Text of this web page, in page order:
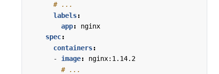
# ...
labels:
app:
nginx
spec:
containers:
- image:
nginx:1.14.2
# ...